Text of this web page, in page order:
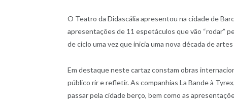
O Teatro da Didascália apresentou na cidade de
apresentações de 11 espetáculos que vão “rodar”
de ciclo uma vez que inicia uma nova década de
Em destaque neste cartaz constam obras
público rir e refletir. As companhias La Bande à
passar pela cidade berço, bem como as